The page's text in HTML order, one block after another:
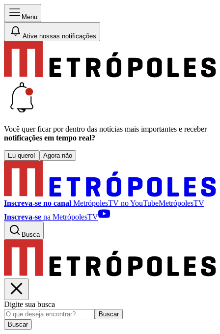
Menu
Ative nossas notificações
Você quer ficar por dentro das notícias mais importantes e receber
notificações em tempo real?
Eu quero! Agora não
Inscreva-se no canal MetrópolesTV noYouTubeMetrópolesTV
Inscreva-se na MetrópolesTV
Busca
Digite sua busca
Buscar
Buscar